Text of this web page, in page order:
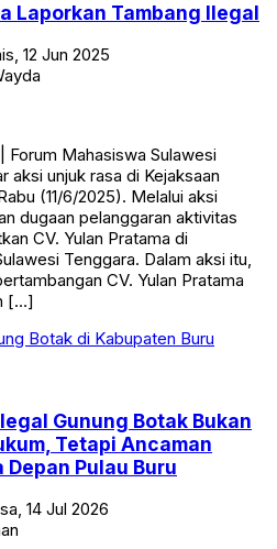
Laporkan Tambang Ilegal
12 Jun 2025
Mahasiswa Sulawesi
aksi unjuk rasa di Kejaksaan
(11/6/2025). Melalui aksi
dugaan pelanggaran aktivitas
CV. Yulan Pratama di
Tenggara. Dalam aksi itu,
CV. Yulan Pratama
[…]
Gunung Botak Bukan
Tetapi Ancaman
Pulau Buru
14 Jul 2026